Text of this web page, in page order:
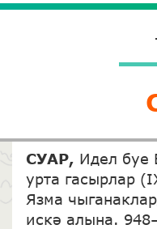
СУАР, Идел буе
урта гасырлар
Язма
искә алына.